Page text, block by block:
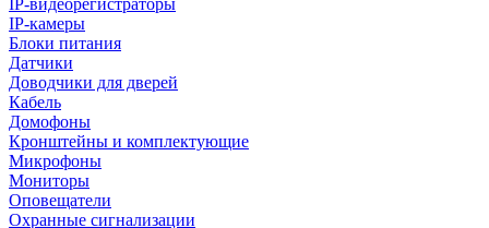
IP-видеорегистраторы
IP-камеры
Блоки питания
Датчики
Доводчики для дверей
Кабель
Домофоны
Кронштейны и комплектующие
Микрофоны
Мониторы
Оповещатели
Охранные сигнализации